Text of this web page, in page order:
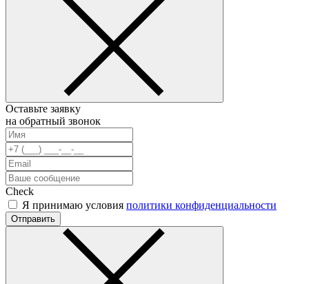
Оставьте заявку
на обратный звонок
Check
Я принимаю условия политики конфиденциальности
Отправить